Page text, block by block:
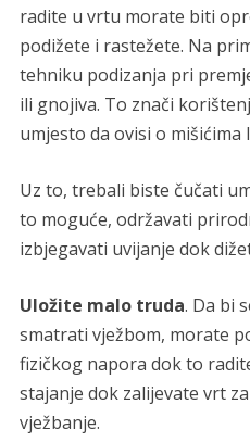
radite u vrtu morate biti
podižete i rastežete. Na
tehniku podizanja pri
ili gnojiva. To znači
umjesto da ovisi o mišićima
Uz to, trebali biste čučati
to moguće, održavati
izbjegavati uvijanje dok
Uložite malo truda. Da bi
smatrati vježbom, morate
fizičkog napora dok to
stajanje dok zalijevate vrt
vježbanje.